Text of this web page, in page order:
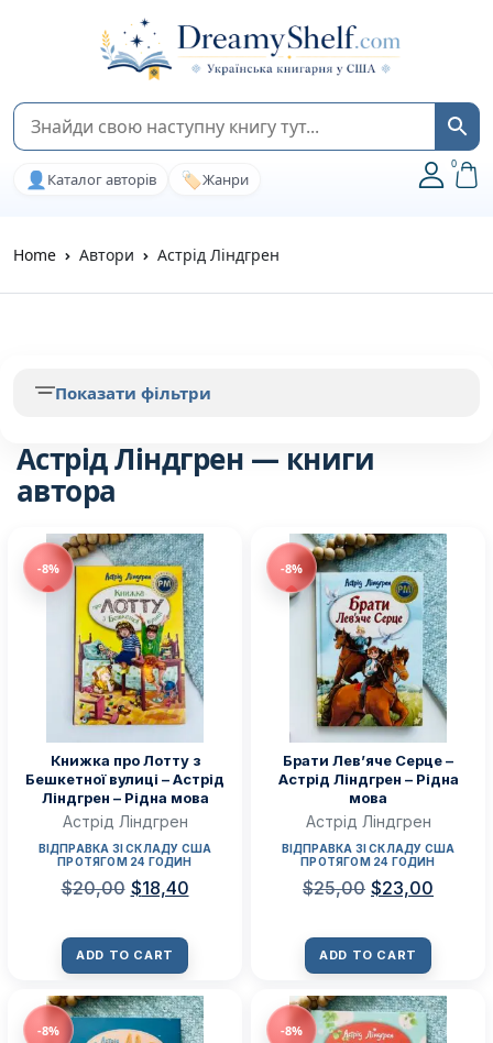
👤 Каталог авторів 🏷️Жанри
0
Home Автори Астрід Ліндгрен
Астрід Ліндгрен — книги
автора
-8%
Книжка про Лотту з
Бешкетної вулиці – Астрід
Ліндгрен – Рідна мова
Астрід Ліндгрен
ВІДПРАВКА ЗІ СКЛАДУ США
ПРОТЯГОМ 24 ГОДИН
$20,00 $18,40
ADD TO CART
-8%
Брати Лев’яче Серце –
Астрід Ліндгрен – Рідна
мова
Астрід Ліндгрен
ВІДПРАВКА ЗІ СКЛАДУ США
ПРОТЯГОМ 24 ГОДИН
$25,00 $23,00
ADD TO CART
-8% -8%
Показати фільтри